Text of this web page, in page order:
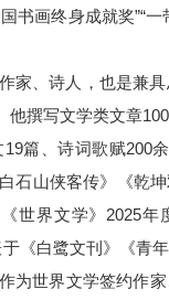
书画终身成就奖”“
家、诗人，也是兼
撰写文学类文章
篇、诗词歌赋200
山侠客传》《乾
界文学》2025年
《白鹭文刊》《青
为世界文学签约作